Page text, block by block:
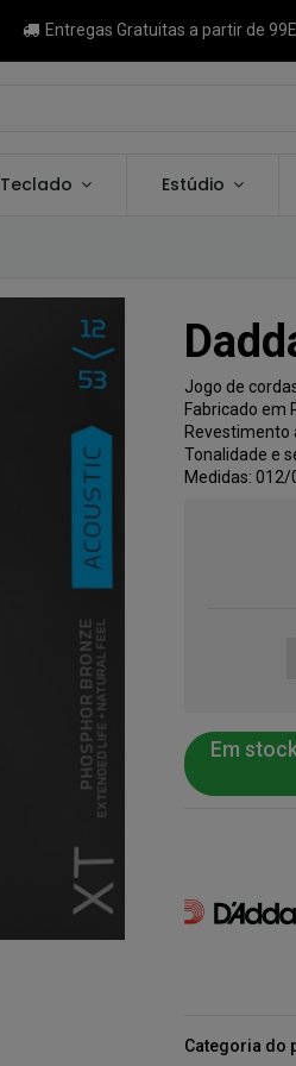
Entregas Gratuitas a partir de
Teclado Estúdio
Jogo de
Fabricado em
Revestimento
Tonalidade e
Medidas:
Em
Categoria do